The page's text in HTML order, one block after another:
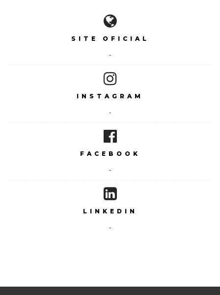
SITE OFICIAL
-
INSTAGRAM
-
FACEBOOK
-
LINKEDIN
-